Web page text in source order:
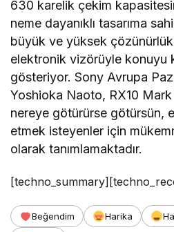
630 karelik çekim
neme dayanıklı tasarıma
büyük ve yüksek
elektronik vizörüyle konuyu
gösteriyor. Sony Avrupa
Yoshioka Naoto, RX10 Mark
nereye götürürse götürsün,
etmek isteyenler için
olarak tanımlamaktadır.
Beğendim Harika